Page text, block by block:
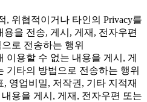
, 위협적이거나 타인의 Privacy를
용을 전송, 게시, 게재, 전자우편
로 전송하는 행위
이용할 수 없는 내용을 게시, 게
기타의 방법으로 전송하는 행위
, 영업비밀, 저작권, 기타 지적재
용을 게시, 게재, 전자우편 또는